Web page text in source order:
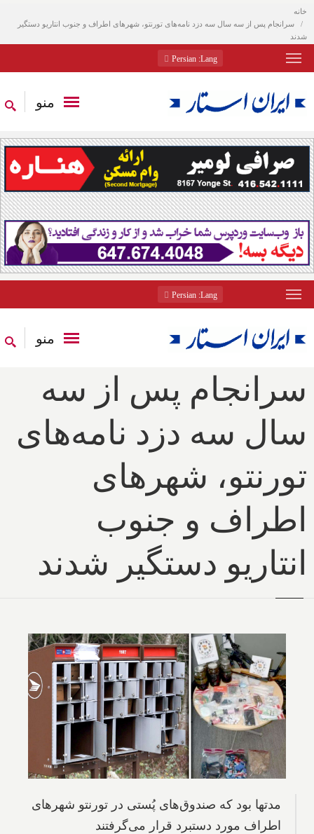
خانه
سرانجام پس از سه سال سه دزد نامه‌های تورنتو، شهرهای اطراف و جنوب انتاریو دستگیر
شدند
Lang
: Persian
منو
Lang
: Persian
منو
سرانجام پس از سه
سال سه دزد نامه‌های
تورنتو، شهرهای
اطراف و جنوب
انتاریو دستگیر شدند
مدتها بود که صندوق‌های پُستی در تورنتو شهرهای
اطراف مورد دستبرد قرار می‌گرفتند